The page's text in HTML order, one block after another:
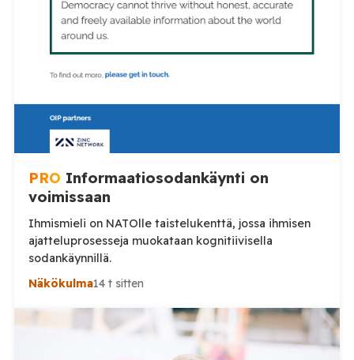
PRO Informaatiosodankäynti on
voimissaan
Ihmismieli on NATOlle taistelukenttä, jossa ihmisen
ajatteluprosesseja muokataan kognitiivisella
sodankäynnillä.
Näkökulma14 t sitten